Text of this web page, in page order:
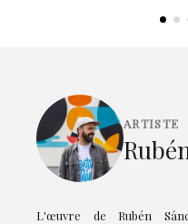
ARTISTE
L'œuvre de Rubén